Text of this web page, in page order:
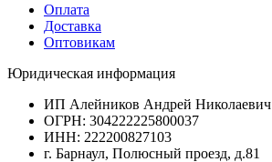
Оплата
Доставка
Оптовикам
Юридическая информация
ИП Алейников Андрей Николаевич
ОГРН: 304222225800037
ИНН: 222200827103
г. Барнаул, Полюсный проезд, д.81